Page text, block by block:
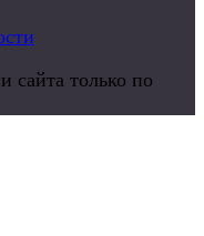
сайта только по